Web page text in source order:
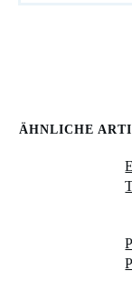
ÄHNLICHE